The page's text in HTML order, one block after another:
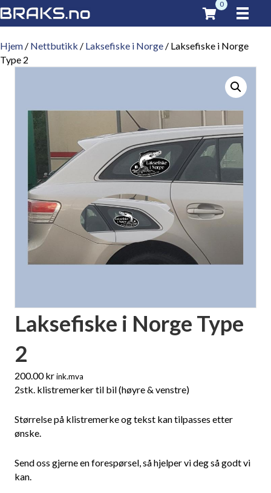
0
Hjem / Nettbutikk / Laksefiske i Norge / Laksefiske i Norge
Type 2
Laksefiske i Norge Type
2
200.00krink.mva
2stk. klistremerker til bil (høyre & venstre)
Størrelse på klistremerke og tekst kan tilpasses etter
ønske.
Send oss gjerne en forespørsel, så hjelper vi deg så godt vi
kan.